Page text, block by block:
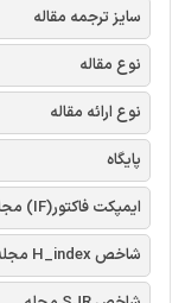
سایز ترجمه مقاله
نوع مقاله
نوع ارائه مقاله
پایگاه
ایمپکت فاکتور(IF) مجله
شاخص H_index مجله